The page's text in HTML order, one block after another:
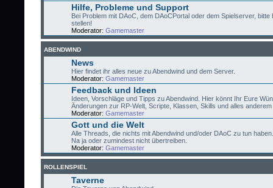
Hilfe, Probleme und Support
Bei Problem mit DAoC, dem DAoCPortal oder dem Spielserver, bitte
stellen!
Moderator: Gamemaster
ABENDWIND
News
Hier findet ihr alles neue zu Abendwind und dem Server.
Moderator: Gamemaster
Feedback und Ideen
Ideen, Vorschläge und Tipps zu Abendwind. Hier könnt Ihr Eure
Änderungen zur RP-Welt, Scripte, Klassen, Skills und alles
Moderator: Gamemaster
Gott und die Welt
Alle Threads, die nichts mit Abendwind und/oder DAoC zu tun
Na ja oder zumindest nicht übertreiben.
Moderator: Gamemaster
ROLLENSPIEL
Taverne